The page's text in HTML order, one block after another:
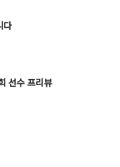
다
선수 프리뷰